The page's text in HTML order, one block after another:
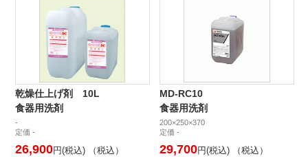
乾燥仕上げ剤 10L
食器用洗剤
-
定価 -
26,900円(税込) （税込）
MD-RC10
食器用洗剤
200×250×370
定価 -
29,700円(税込) （税込）